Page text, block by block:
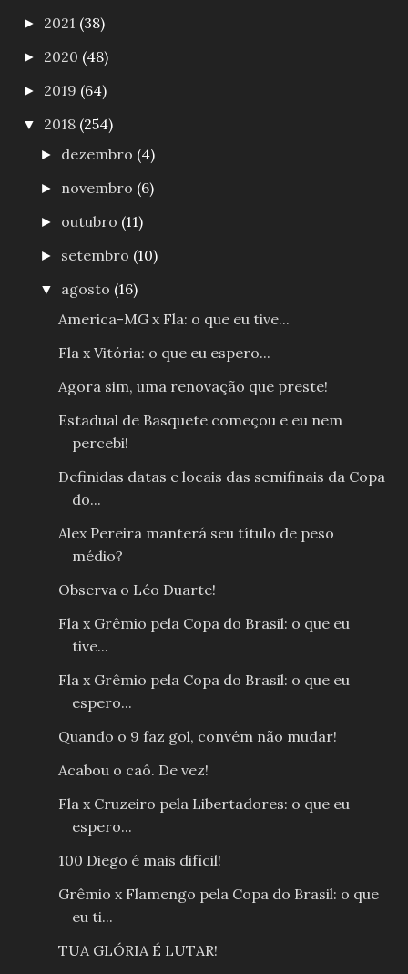
► 2021 (38)
► 2020 (48)
► 2019 (64)
▼ 2018 (254)
► dezembro (4)
► novembro (6)
► outubro (11)
► setembro (10)
▼ agosto (16)
America-MG x Fla: o que eu tive...
Fla x Vitória: o que eu espero...
Agora sim, uma renovação que preste!
Estadual de Basquete começou e eu nem
percebi!
Definidas datas e locais das semifinais da Copa
do...
Alex Pereira manterá seu título de peso
médio?
Observa o Léo Duarte!
Fla x Grêmio pela Copa do Brasil: o que eu
tive...
Fla x Grêmio pela Copa do Brasil: o que eu
espero...
Quando o 9 faz gol, convém não mudar!
Acabou o caô. De vez!
Fla x Cruzeiro pela Libertadores: o que eu
espero...
100 Diego é mais difícil!
Grêmio x Flamengo pela Copa do Brasil: o que
eu ti...
TUA GLÓRIA É LUTAR!